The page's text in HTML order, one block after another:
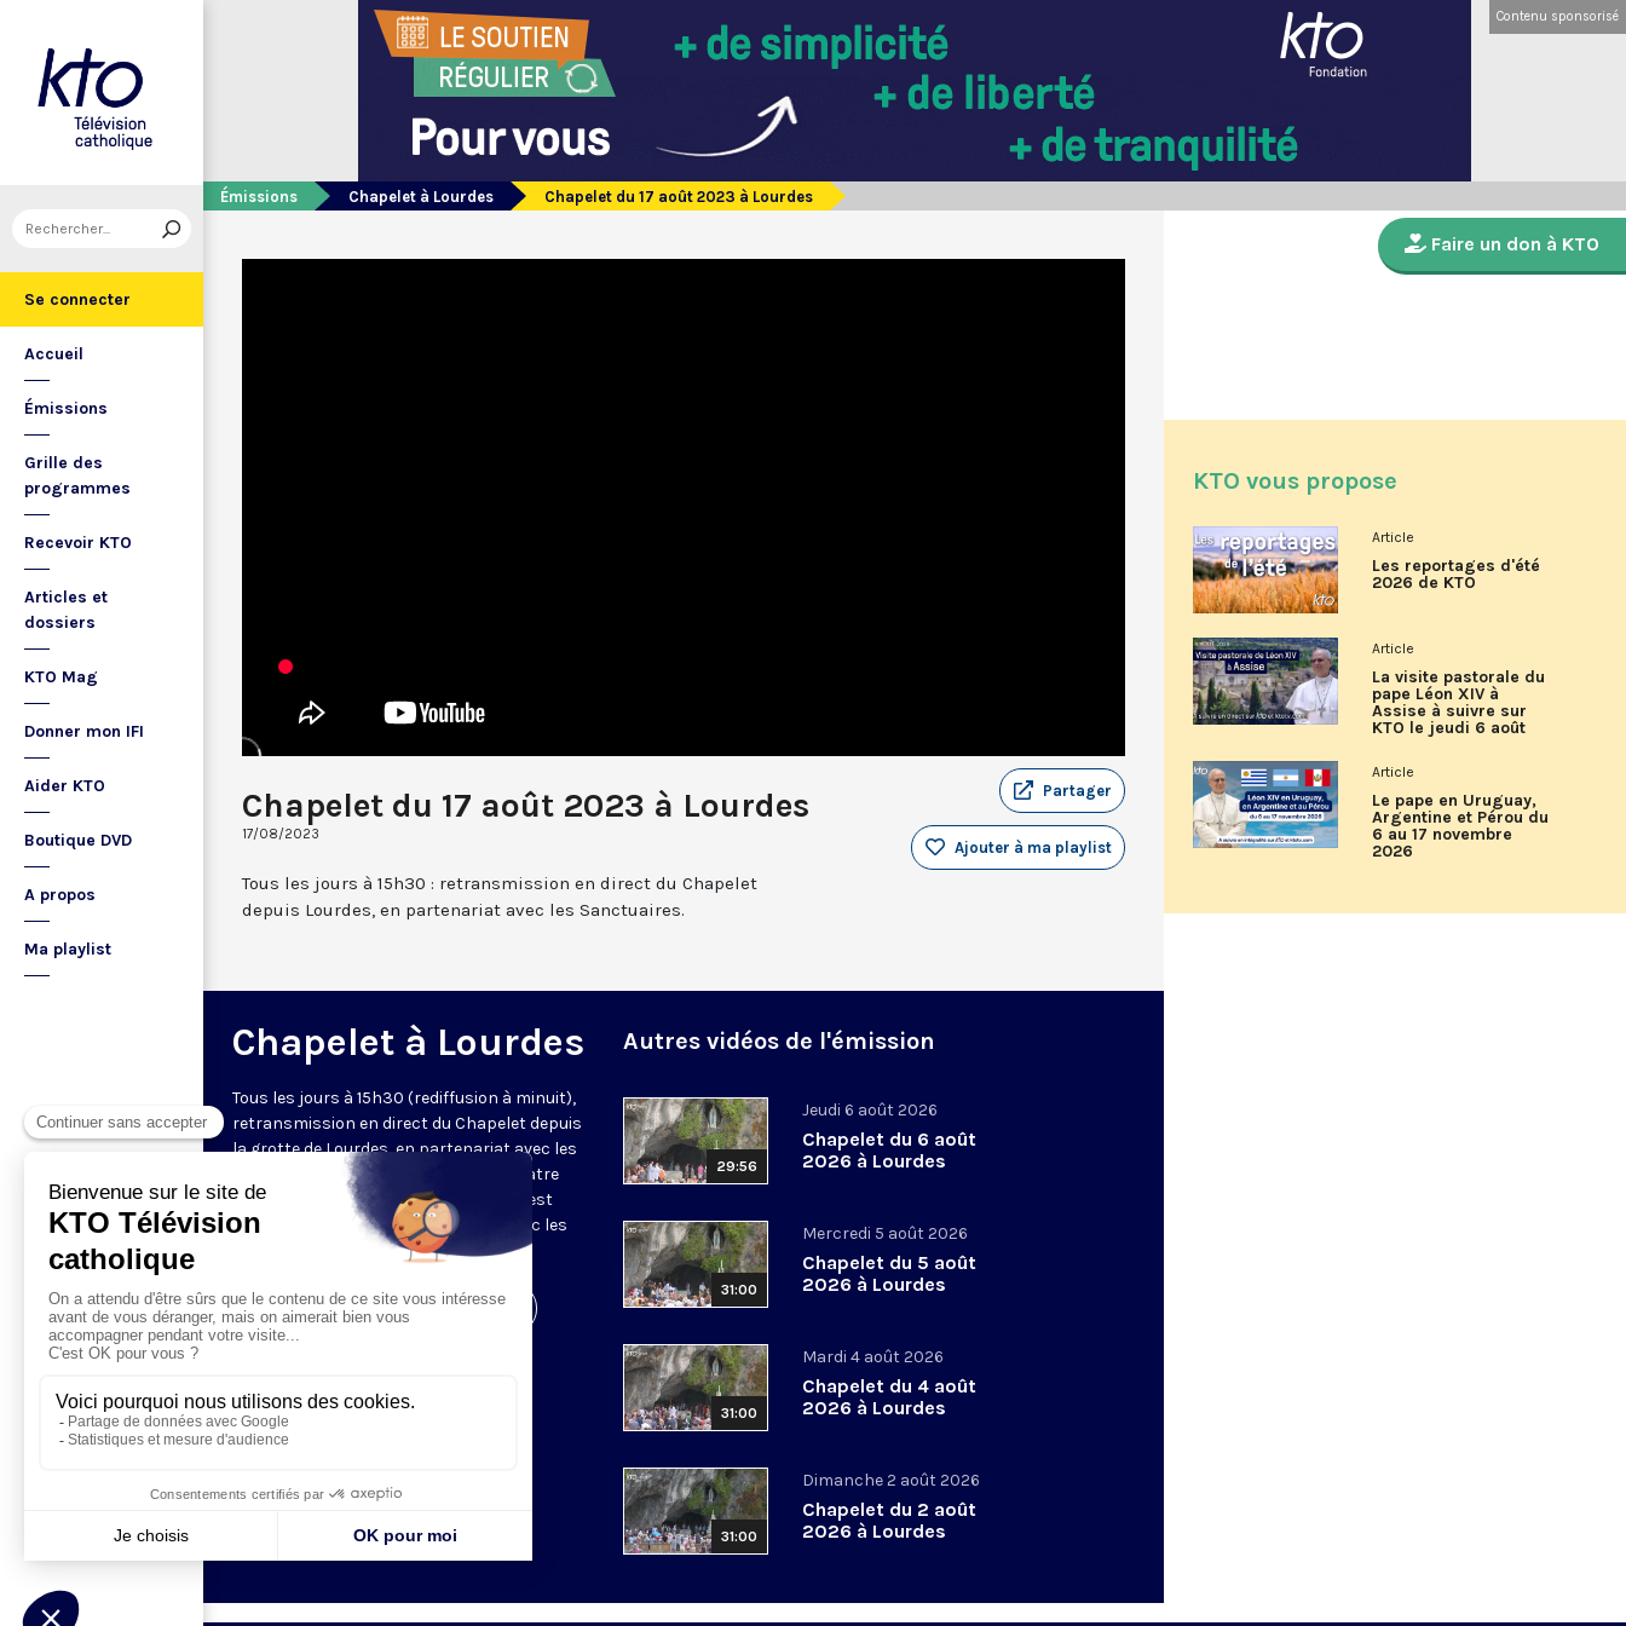
Se connecter
Accueil
Émissions
Grille des
programmes
Recevoir KTO
Articles et
dossiers
KTO Mag
Donner mon IFI
Aider KTO
Boutique DVD
A propos
Ma playlist
Contenu sponsorisé
Émissions Chapelet à Lourdes Chapelet du 17 août 2023 à Lourdes
Chapelet du 17 août 2023 à Lourdes
17/08/2023
Partager
Ajouter à ma playlist
Tous les jours à 15h30 : retransmission en direct du Chapelet
depuis Lourdes, en partenariat avec les Sanctuaires.
Chapelet à Lourdes
Tous les jours à 15h30 (rediffusion à minuit),
retransmission en direct du Chapelet depuis
la grotte de Lourdes, en partenariat avec les
Sanctuaires. Chaque jour, l'une des quatre
méditations des mystères du Rosaire est
proposée en communion de prière avec les
Visiter la page de l'émission
Autres vidéos de l'émission
29:56
Jeudi 6 août 2026
Chapelet du 6 août
2026 à Lourdes
31:00
Mercredi 5 août 2026
Chapelet du 5 août
2026 à Lourdes
31:00
Mardi 4 août 2026
Chapelet du 4 août
2026 à Lourdes
31:00
Dimanche 2 août 2026
Chapelet du 2 août
2026 à Lourdes
Faire un don à KTO
KTO vous propose
Article
Les reportages d'été
2026 de KTO
Article
La visite pastorale du
pape Léon XIV à
Assise à suivre sur
KTO le jeudi 6 août
Article
Le pape en Uruguay,
Argentine et Pérou du
6 au 17 novembre
2026